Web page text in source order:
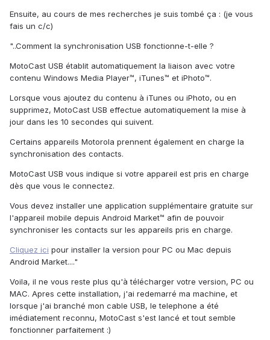
Ensuite, au cours de mes recherches je suis tombé ça : (je vous
fais un c/c)
"..Comment la synchronisation USB fonctionne-t-elle ?
MotoCast USB établit automatiquement la liaison avec votre
contenu Windows Media Player™, iTunes™ et iPhoto™.
Lorsque vous ajoutez du contenu à iTunes ou iPhoto, ou en
supprimez, MotoCast USB effectue automatiquement la mise à
jour dans les 10 secondes qui suivent.
Certains appareils Motorola prennent également en charge la
synchronisation des contacts.
MotoCast USB vous indique si votre appareil est pris en charge
dès que vous le connectez.
Vous devez installer une application supplémentaire gratuite sur
l'appareil mobile depuis Android Market™ afin de pouvoir
synchroniser les contacts sur les appareils pris en charge.
Cliquez ici pour installer la version pour PC ou Mac depuis
Android Market...."
Voila, il ne vous reste plus qu'à télécharger votre version, PC ou
MAC. Apres cette installation, j'ai redemarré ma machine, et
lorsque j'ai branché mon cable USB, le telephone a été
imédiatement reconnu, MotoCast s'est lancé et tout semble
fonctionner parfaitement :)